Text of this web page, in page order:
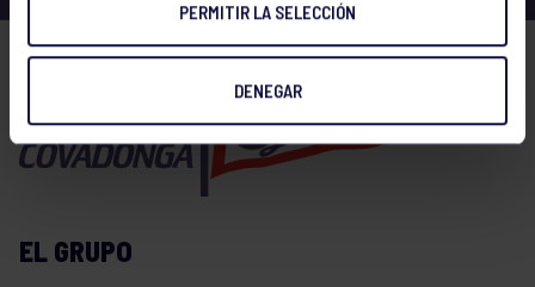
PERMITIR LA SELECCIÓN
DENEGAR
EL GRUPO